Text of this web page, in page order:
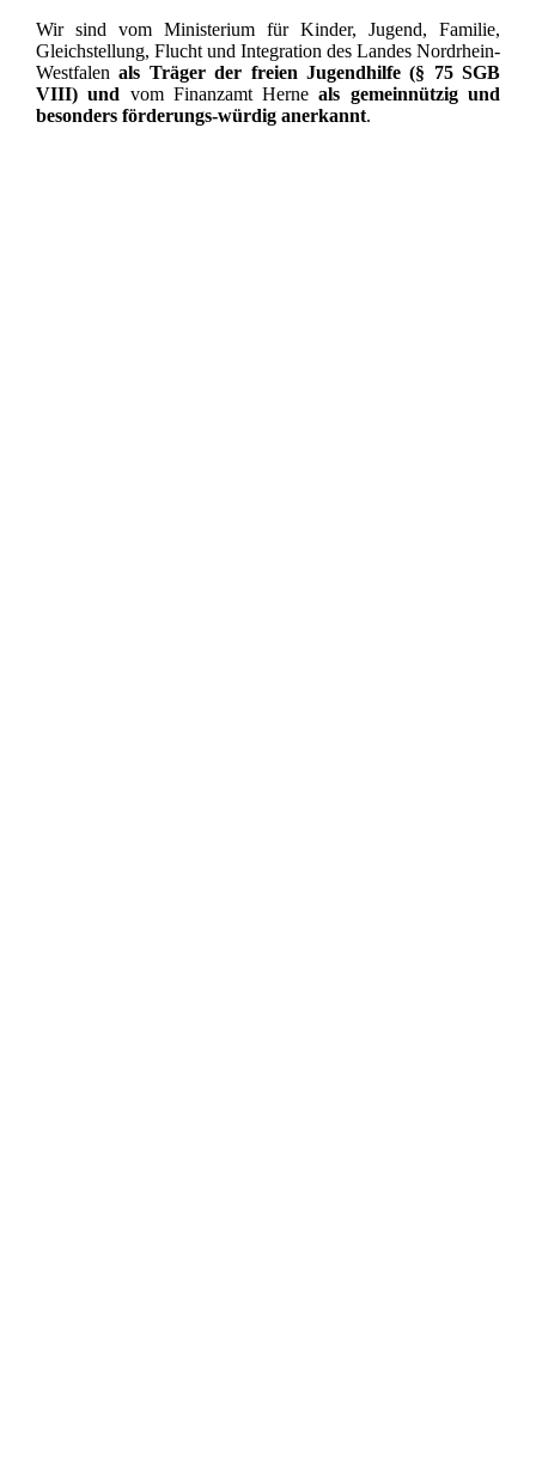
Wir sind vom Ministerium für Kinder, Jugend, Familie,
Gleichstellung, Flucht und Integration des Landes Nordrhein-
Westfalenals Träger der freien Jugendhilfe (§ 75 SGB
VIII) und vom Finanzamt Herneals gemeinnützig und
besonders förderungs-würdig anerkannt.